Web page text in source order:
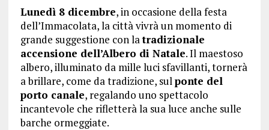
Lunedì 8 dicembre, in occasione della festa
dell’Immacolata, la città vivrà un momento di
grande suggestione con latradizionale
accensione dell’Albero di Natale. Il maestoso
albero, illuminato da mille luci sfavillanti, tornerà
a brillare, come da tradizione, sul ponte del
porto canale, regalando uno spettacolo
incantevole che rifletterà la sua luce anche sulle
barche ormeggiate.